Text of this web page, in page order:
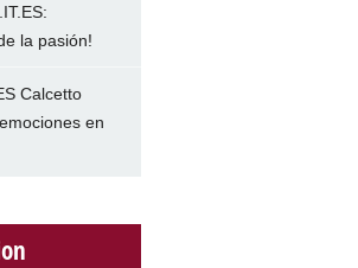
la pasión!
Calcetto
en